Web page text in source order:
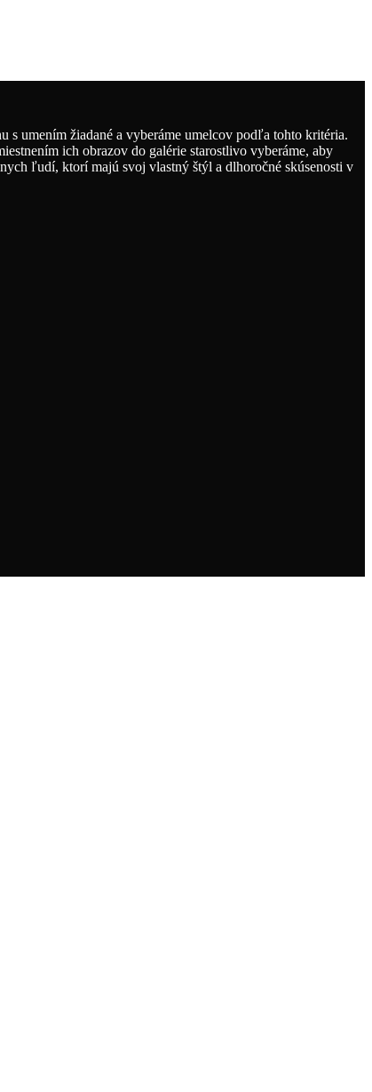
s umením žiadané a vyberáme umelcov podľa tohto kritéria.
ich obrazov do galérie starostlivo vyberáme, aby
ľudí, ktorí majú svoj vlastný štýl a dlhoročné skúsenosti v